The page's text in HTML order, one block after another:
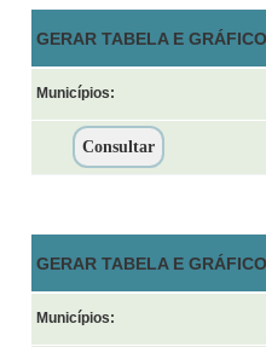
GERAR TABELA E
Municípios:
GERAR TABELA E
Municípios: